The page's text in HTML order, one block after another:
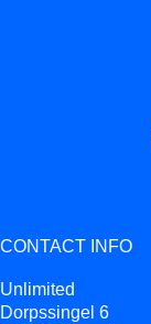
CONTACT INFO
Unlimited
Dorpssingel 6